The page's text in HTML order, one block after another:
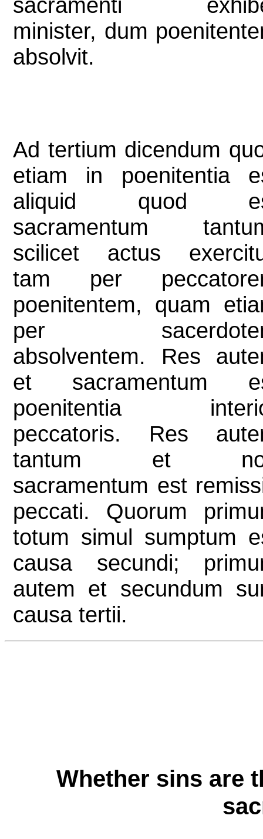
minister, dum
absolvit.
Ad tertium dicendum
etiam in poenitentia
aliquid quod
sacramentum
scilicet actus
tam per
poenitentem, quam
per
absolventem. Res
et sacramentum
poenitentia
peccatoris. Res
tantum et
sacramentum est
peccati. Quorum
totum simul sumptum
causa secundi;
autem et secundum
causa tertii.
Whether sins are